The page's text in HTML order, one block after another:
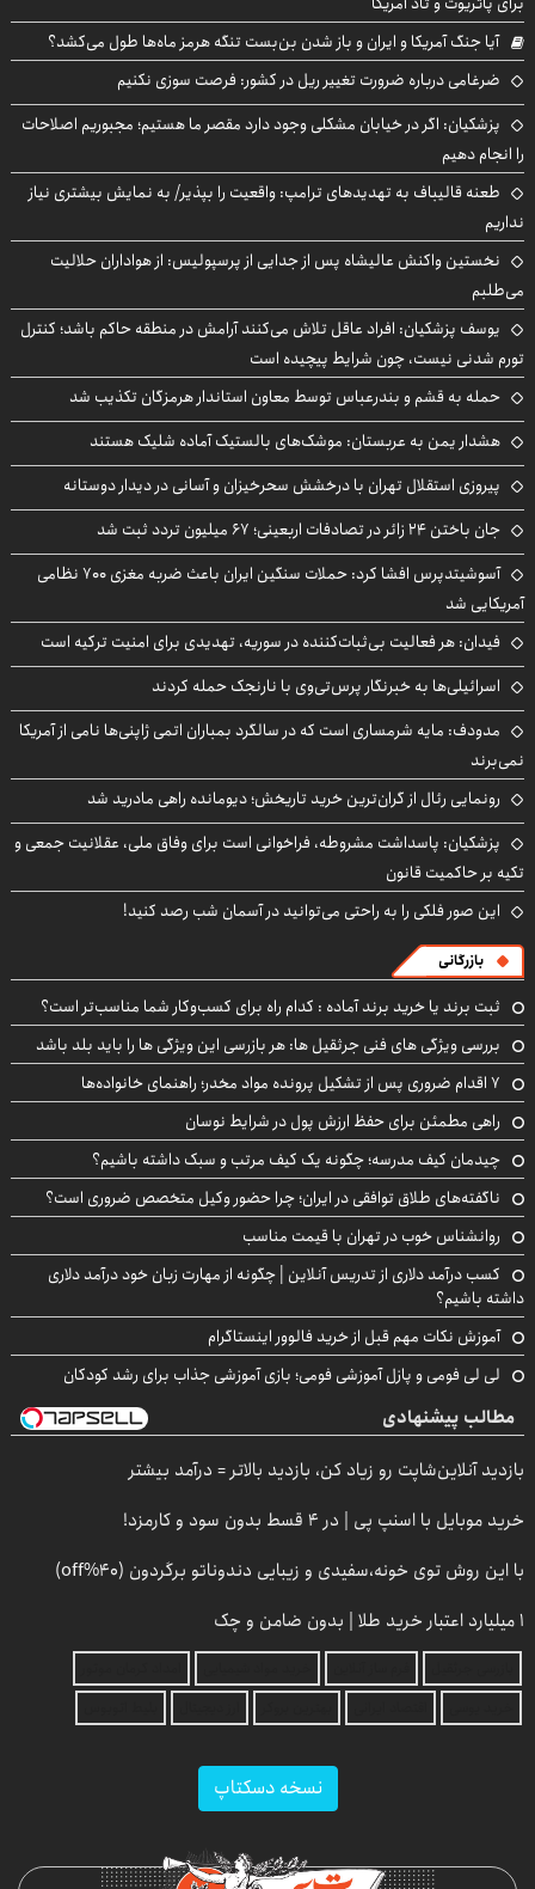
آیا جنگ آمریکا و ایران و باز شدن بن‌بست تنگه هرمز ماه‌ها طول می‌کشد؟
ضرغامی درباره ضرورت تغییر ریل در کشور: فرصت سوزی نکنیم
پزشکیان: اگر در خیابان مشکلی وجود دارد مقصر ما هستیم؛ مجبوریم اصلاحات
را انجام دهیم
طعنه قالیباف به تهدیدهای ترامپ: واقعیت را بپذیر/ به نمایش بیشتری نیاز
نداریم
نخستین واکنش عالیشاه پس از جدایی از پرسپولیس: از هواداران حلالیت
می‌طلبم
یوسف پزشکیان: افراد عاقل تلاش می‌کنند آرامش در منطقه حاکم باشد؛ کنترل
تورم شدنی نیست، چون شرایط پیچیده است
حمله به قشم و بندرعباس توسط معاون استاندار هرمزگان تکذیب شد
هشدار یمن به عربستان: موشک‌های بالستیک آماده شلیک هستند
پیروزی استقلال تهران با درخشش سحرخیزان و آسانی در دیدار دوستانه
جان باختن ۲۴ زائر در تصادفات اربعینی؛ ۶۷ میلیون تردد ثبت شد
آسوشیتدپرس افشا کرد: حملات سنگین ایران باعث ضربه مغزی ۷۰۰ نظامی
آمریکایی شد
فیدان: هر فعالیت بی‌ثبات‌کننده در سوریه، تهدیدی برای امنیت ترکیه است
اسرائیلی‌ها به خبرنگار پرس‌تی‌وی با نارنجک حمله کردند
مدودف: مایه شرمساری است که در سالگرد بمباران اتمی ژاپنی‌ها نامی از آمریکا
نمی‌برند
رونمایی رئال از گران‌ترین خرید تاریخش؛ دیومانده راهی مادرید شد
پزشکیان: پاسداشت مشروطه، فراخوانی است برای وفاق ملی، عقلانیت جمعی و
تکیه بر حاکمیت قانون
این صور فلکی را به راحتی می‌توانید در آسمان شب رصد کنید!
بازرگانی
ثبت برند یا خرید برند آماده : کدام راه برای کسب‌وکار شما مناسب‌تر است؟
بررسی ویژگی های فنی جرثقیل ها: هر بازرسی این ویژگی ها را باید بلد باشد
۷ اقدام ضروری پس از تشکیل پرونده مواد مخدر؛ راهنمای خانواده‌ها
راهی مطمئن برای حفظ ارزش پول در شرایط نوسان
چیدمان کیف مدرسه؛ چگونه یک کیف مرتب و سبک داشته باشیم؟
ناگفته‌های طلاق توافقی در ایران؛ چرا حضور وکیل متخصص ضروری است؟
روانشناس خوب در تهران با قیمت مناسب
کسب درآمد دلاری از تدریس آنلاین | چگونه از مهارت زبان خود درآمد دلاری
داشته باشیم؟
آموزش نکات مهم قبل از خرید فالوور اینستاگرام
لی لی فومی و پازل آموزشی فومی؛ بازی آموزشی جذاب برای رشد کودکان
مطالب پیشنهادی
بازدید آنلاین‌شاپت رو زیاد کن، بازدید بالاتر = درآمد بیشتر
خرید موبایل با اسنپ پی | در ۴ قسط بدون سود و کارمزد!
با این روش توی خونه،سفیدی و زیبایی دندوناتو برگردون (40%off)
۱ میلیارد اعتبار خرید طلا | بدون ضامن و چک
نسخه دسکتاپ